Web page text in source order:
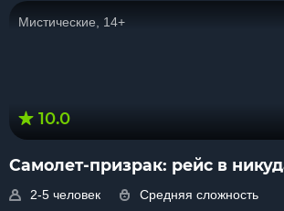
Мистические, 14+
10.0
Самолет-призрак: рейс в
2-5 человек
Средняя сложность